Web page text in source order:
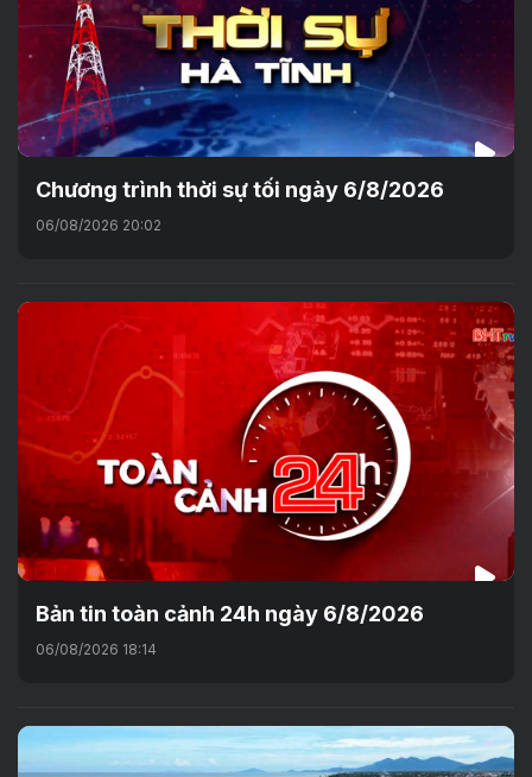
Chương trình thời sự tối ngày 6/8/2026
06/08/2026 20:02
Bản tin toàn cảnh 24h ngày 6/8/2026
06/08/2026 18:14